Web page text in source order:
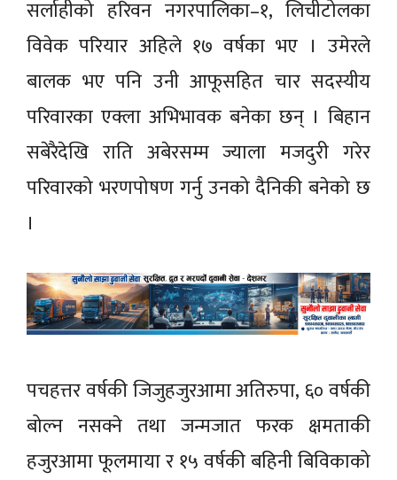
सर्लाहीको हरिवन नगरपालिका–१, लिचीटोलका
विवेक परियार अहिले १७ वर्षका भए । उमेरले
बालक भए पनि उनी आफूसहित चार सदस्यीय
परिवारका एक्ला अभिभावक बनेका छन् । बिहान
सबेरैदेखि राति अबेरसम्म ज्याला मजदुरी गरेर
परिवारको भरणपोषण गर्नु उनको दैनिकी बनेको छ
।
पचहत्तर वर्षकी जिजुहजुरआमा अतिरुपा, ६० वर्षकी
बोल्न नसक्ने तथा जन्मजात फरक क्षमताकी
हजुरआमा फूलमाया र १५ वर्षकी बहिनी बिविकाको